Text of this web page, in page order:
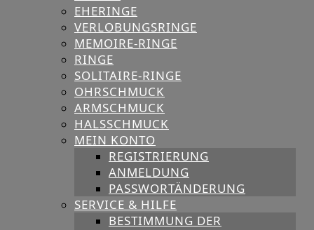
EHERINGE
VERLOBUNGSRINGE
MEMOIRE-RINGE
RINGE
SOLITAIRE-RINGE
OHRSCHMUCK
ARMSCHMUCK
HALSSCHMUCK
MEIN KONTO
REGISTRIERUNG
ANMELDUNG
PASSWORTÄNDERUNG
SERVICE & HILFE
BESTIMMUNG DER